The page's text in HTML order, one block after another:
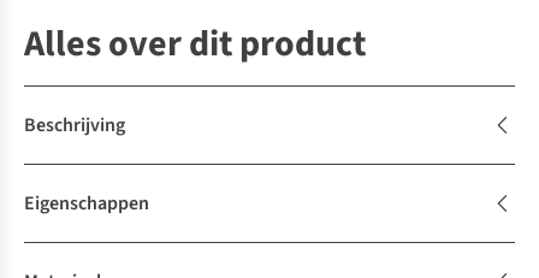
Alles over dit product
Beschrijving
Eigenschappen